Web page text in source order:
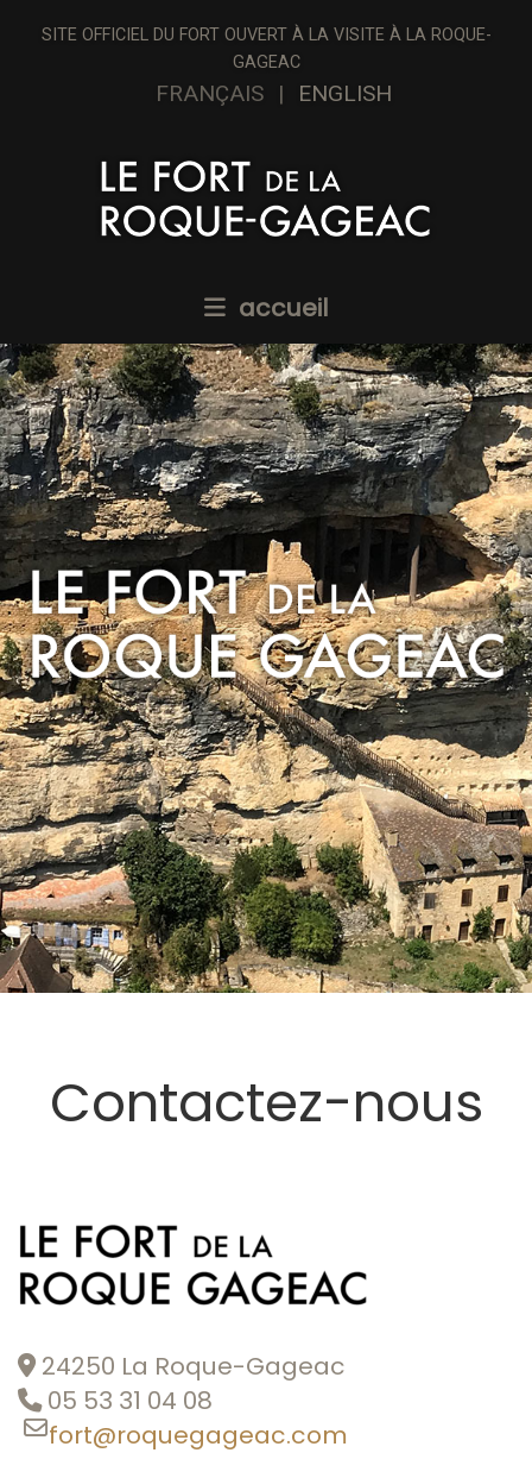
SITE OFFICIEL DU FORT OUVERT À LA VISITE À LA ROQUE-
GAGEAC
FRANÇAIS ENGLISH
accueil
Contactez-nous
24250 La Roque-Gageac
05 53 31 04 08
fort@roquegageac.com